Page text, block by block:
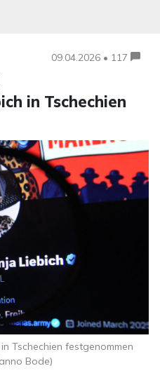
09.04.2026 • 117
in Tschechien
Tschechien festgenommen
Bode)